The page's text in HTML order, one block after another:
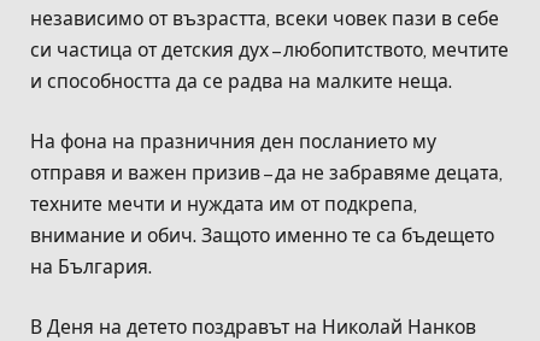
независимо от възрастта, всеки човек пази в себе
си частица от детския дух – любопитството, мечтите
и способността да се радва на малките неща.
На фона на празничния ден посланието му
отправя и важен призив – да не забравяме децата,
техните мечти и нуждата им от подкрепа,
внимание и обич. Защото именно те са бъдещето
на България.
В Деня на детето поздравът на Николай Нанков